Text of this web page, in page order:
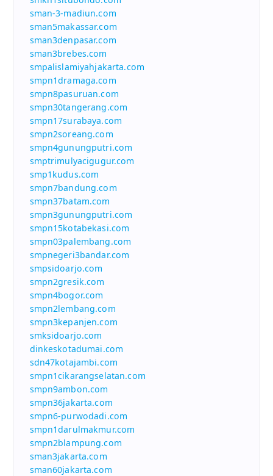
sman-3-madiun.com
sman5makassar.com
sman3denpasar.com
sman3brebes.com
smpalislamiyahjakarta.com
smpn1dramaga.com
smpn8pasuruan.com
smpn30tangerang.com
smpn17surabaya.com
smpn2soreang.com
smpn4gunungputri.com
smptrimulyacigugur.com
smp1kudus.com
smpn7bandung.com
smpn37batam.com
smpn3gunungputri.com
smpn15kotabekasi.com
smpn03palembang.com
smpnegeri3bandar.com
smpsidoarjo.com
smpn2gresik.com
smpn4bogor.com
smpn2lembang.com
smpn3kepanjen.com
smksidoarjo.com
dinkeskotadumai.com
sdn47kotajambi.com
smpn1cikarangselatan.com
smpn9ambon.com
smpn36jakarta.com
smpn6-purwodadi.com
smpn1darulmakmur.com
smpn2blampung.com
sman3jakarta.com
sman60jakarta.com